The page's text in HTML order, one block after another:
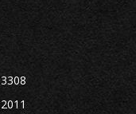
3308
2011